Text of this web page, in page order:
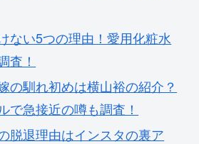
ない5つの理由！愛用化粧水
査！
の馴れ初めは横山裕の紹介？
で急接近の噂も調査！
脱退理由はインスタの裏ア